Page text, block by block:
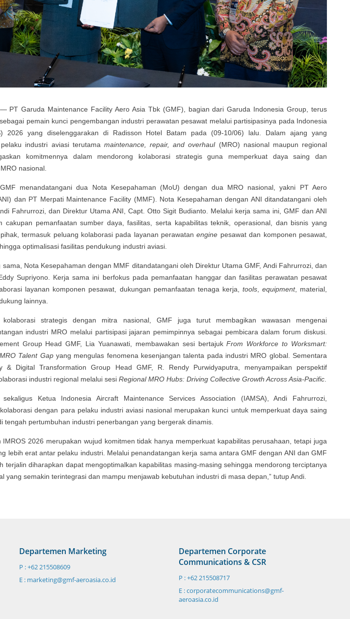
PT Garuda Maintenance Facility Aero Asia Tbk (GMF), bagian dari Garuda Indonesia Group,terus
pemain kunci pengembangan industri perawatan pesawat melalui partisipasinya pada Indonesia
2026 yang diselenggarakan di Radisson Hotel Batam pada (09-10/06) lalu. Dalam ajang yang
industri aviasi terutama maintenance, repair, and overhaul(MRO) nasional maupun regional
komitmennya dalam mendorong kolaborasi strategis guna memperkuat daya saing dan
nasional.
menandatangani dua Nota Kesepahaman (MoU) dengan dua MRO nasional, yakni PT Aero
dan PT Merpati Maintenance Facility (MMF). Nota Kesepahaman dengan ANI ditandatangani oleh
Fahrurrozi, dan Direktur Utama ANI, Capt. Otto Sigit Budianto. Melalui kerja sama ini, GMF dan ANI
cakupan pemanfaatan sumber daya, fasilitas, serta kapabilitas teknik, operasional, dan bisnis yang
termasuk peluang kolaborasi pada layanan perawatanengine pesawat dan komponen pesawat,
optimalisasi fasilitas pendukung industri aviasi.
Nota Kesepahaman dengan MMF ditandatangani oleh Direktur Utama GMF, Andi Fahrurrozi, dan
Supriyono. Kerja sama ini berfokus pada pemanfaatan hanggar dan fasilitas perawatan pesawat
layanan komponen pesawat, dukungan pemanfaatan tenaga kerja, tools, equipment, material,
lainnya.
kolaborasi strategis dengan mitra nasional, GMF juga turut membagikan wawasan mengenai
industri MRO melalui partisipasi jajaran pemimpinnya sebagai pembicara dalam forum diskusi.
Group Head GMF, Lia Yuanawati, membawakan sesi bertajukFrom Workforce to Worksmart:
Talent Gapyang mengulas fenomena kesenjangan talenta pada industri MRO global. Sementara
& Digital Transformation Group Head GMF, R. Rendy Purwidyaputra, menyampaikan perspektif
industri regional melalui sesi Regional MRO Hubs: Driving Collective Growth Across Asia-Pacific.
Ketua Indonesia Aircraft Maintenance Services Association (IAMSA), Andi Fahrurrozi,
dengan para pelaku industri aviasi nasional merupakan kunci untuk memperkuat daya saing
tengah pertumbuhan industri penerbangan yang bergerak dinamis.
IMROS 2026 merupakan wujud komitmen tidak hanya memperkuat kapabilitas perusahaan, tetapi juga
lebih erat antar pelaku industri. Melalui penandatangan kerja sama antara GMF dengan ANI dan GMF
terjalin diharapkan dapat mengoptimalkan kapabilitas masing-masing sehingga mendorong terciptanya
yang semakin terintegrasi dan mampu menjawab kebutuhan industri di masa depan,” tutup Andi.
Departemen Marketing
P : +62 215508609
E : marketing@gmf-aeroasia.co.id
Departemen Corporate
Communications & CSR
P : +62 215508717
E : corporatecommunications@gmf-
aeroasia.co.id